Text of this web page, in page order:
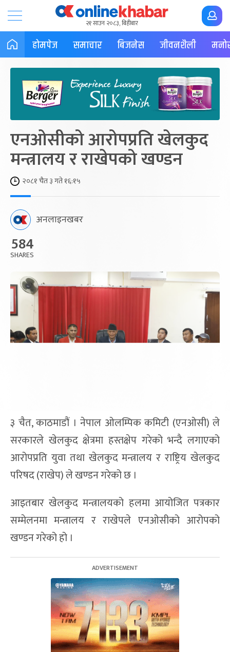
२१ साउन २०८३, बिहीबार
होमपेज समाचार बिजनेस जीवनशैली
एनओसीको आरोपप्रति खेलकुद
मन्त्रालय र राखेपको खण्डन
२०८१ चैत ३ गते १६:१५
अनलाइनखबर
584
SHARES
३ चैत, काठमाडौं । नेपाल ओलम्पिक कमिटी (एनओसी) ले
सरकारले खेलकुद क्षेत्रमा हस्तक्षेप गरेको भन्दै लगाएको
आरोपप्रति युवा तथा खेलकुद मन्त्रालय र राष्ट्रिय खेलकुद
परिषद (राखेप) ले खण्डन गरेको छ ।
आइतबार खेलकुद मन्त्रालयको हलमा आयोजित पत्रकार
सम्मेलनमा मन्त्रालय र राखेपले एनओसीको आरोपको
खण्डन गरेको हो ।